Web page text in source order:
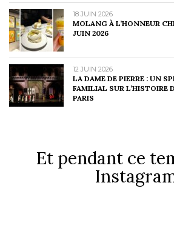
18 JUIN 2026
MOLANG À L’HONNEUR
JUIN 2026
12 JUIN 2026
LA DAME DE PIERRE : UN
FAMILIAL SUR L’HISTOIRE
PARIS
Et pendant ce